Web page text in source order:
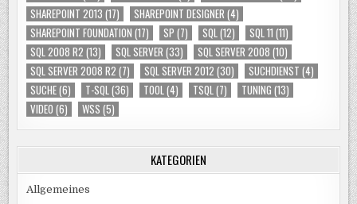
SHAREPOINT 2013 (17) SHAREPOINT DESIGNER (4)
SHAREPOINT FOUNDATION (17) SP (7) SQL (12) SQL 11 (11)
SQL 2008 R2 (13) SQL SERVER (33) SQL SERVER 2008 (10)
SQL SERVER 2008 R2 (7) SQL SERVER 2012 (30) SUCHDIENST (4)
SUCHE(6) T-SQL (36) TOOL (4) TSQL (7) TUNING (13)
VIDEO (6) WSS (5)
KATEGORIEN
Allgemeines